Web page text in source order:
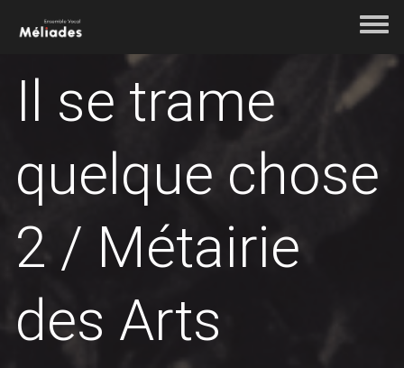
Toggle
Il se trame
quelque chose
2 / Métairie
des Arts